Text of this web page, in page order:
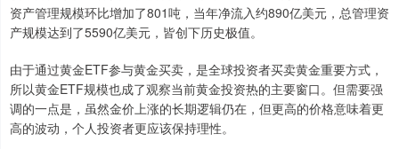
资产管理规模环比增加了801吨，当年净流入约890亿美元，总管理资
产规模达到了5590亿美元，皆创下历史极值。
由于通过黄金ETF参与黄金买卖，是全球投资者买卖黄金重要方式，
所以黄金ETF规模也成了观察当前黄金投资热的主要窗口。但需要强
调的一点是，虽然金价上涨的长期逻辑仍在，但更高的价格意味着更
高的波动，个人投资者更应该保持理性。